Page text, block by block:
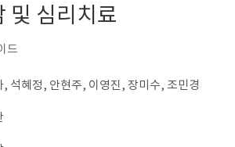
및 심리치료
드
, 석혜정, 안현주, 이영진, 장미수, 조민경